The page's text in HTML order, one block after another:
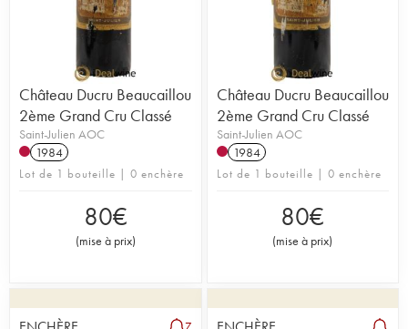
Château Ducru Beaucaillou
2ème Grand Cru Classé
Saint-Julien AOC
1984
Lot de 1 bouteille | 0 enchère
80€
(mise à prix)
Château Ducru Beaucaillou
2ème Grand Cru Classé
Saint-Julien AOC
1984
Lot de 1 bouteille | 0 enchère
80€
(mise à prix)